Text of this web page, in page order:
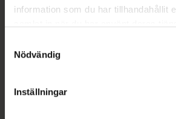
information som du har tillhandahållit
återkalla ditt samtycke via
cookieinställningar. Ett återkallat
lagligheten av behandling som skett
Nödvändig
Inställningar
EAN:05420036951070
Kronans Apotek finns här för dig. Du